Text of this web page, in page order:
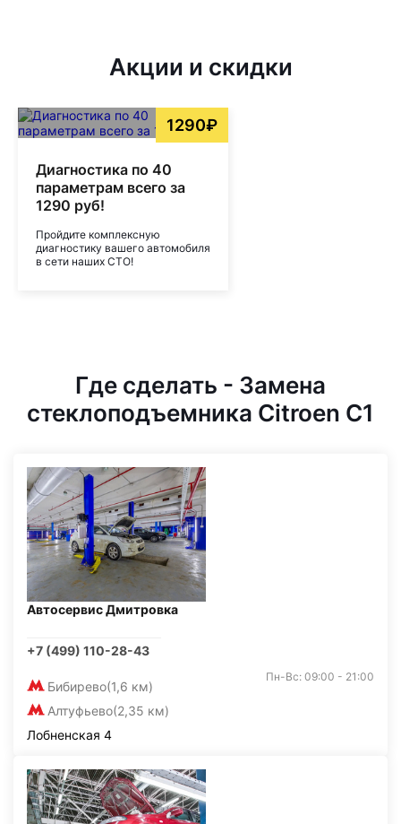
Акции и скидки
1290₽
Диагностика по 40
параметрам всего за
1290 руб!
Пройдите комплексную
диагностику вашего автомобиля
в сети наших СТО!
Где сделать - Замена
стеклоподъемника Citroen C1
Автосервис Дмитровка
+7 (499) 110-28-43
Бибирево(1,6 км)
Алтуфьево(2,35 км)
Пн-Вс: 09:00 - 21:00
Лобненская 4